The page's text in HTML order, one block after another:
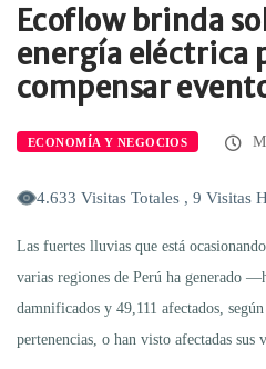
Ecoflow brinda
energía eléctrica
compensar
ECONOMÍA Y NEGOCIOS
4.633 Visitas Totales , 9 Visitas
Las fuertes lluvias que está
varias regiones de Perú ha generado
damnificados y 49,111 afectados,
pertenencias, o han visto afectadas sus